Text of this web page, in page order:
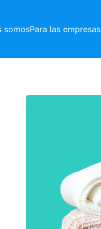
somosPara las empresas